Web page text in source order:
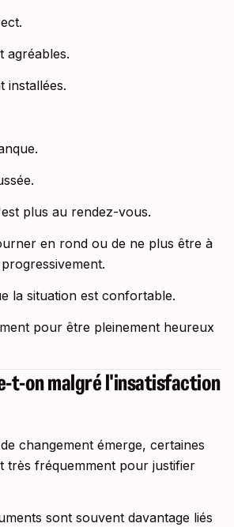
agréables.
installées.
plus au rendez-vous.
en rond ou de ne plus être à
la situation est confortable.
pour être pleinement heureux
t-on malgré l'insatisfaction
changement émerge, certaines
très fréquemment pour justifier
sont souvent davantage liés